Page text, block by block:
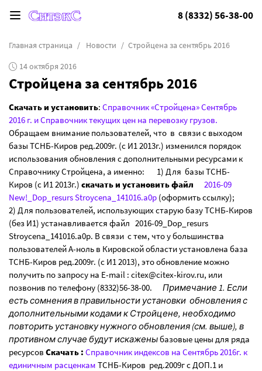
8 (8332) 56-38-00
Главная страница Новости
Стройцена за сентябрь 2016
14 октября 2016
Стройцена за сентябрь 2016
Скачать и установить: Справочник «Стройцена» Сентябрь
2016 г. и Справочник текущих цен на перевозку грузов.
Обращаем внимание пользователей, что в связи с выходом
базы ТСНБ-Киров ред.2009г. (с И1 2013г.) изменился порядок
использования обновления с дополнительными ресурсами к
Справочнику Стройцена, а именно: 1) Для базы ТСНБ-
Киров (с И1 2013г.) скачать и установить файл
2016-09
New!_Dop_resurs Stroycena_141016.a0p (оформить ссылку);
2) Для пользователей, использующих старую базу ТСНБ-Киров
(без И1) устанавливается файл 2016-09_Dop_resurs
Stroycena_141016.a0p. В связи с тем, что у большинства
пользователей А-ноль в Кировской области установлена база
ТСНБ-Киров ред.2009г. (с И1 2013), это обновление можно
получить по запросу на E-mail : citex@citex-kirov.ru, или
позвонив по телефону (8332)56-38-00. Примечание 1. Если
есть сомнения в правильности установки обновления с
дополнительными кодами к Стройцене, необходимо
повторить установку нужного обновления (см. выше), в
противном случае будут искаженыбазовые цены для ряда
ресурсов Скачать : Справочник индексов на Сентябрь 2016г. к
единичным расценкам ТСНБ-Киров ред.2009г c ДОП.1 и